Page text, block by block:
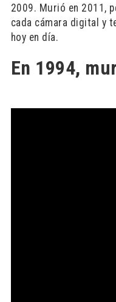
2009. Murió en 2011,
cada cámara digital y
hoy en día.
En 1994,